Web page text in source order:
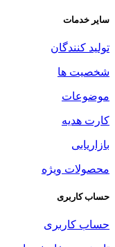
سایر خدمات
تولید کنندگان
شخصیت ها
موضوعات
کارت هدیه
بازاریابی
محصولات ویژه
حساب کاربری
حساب کاربری